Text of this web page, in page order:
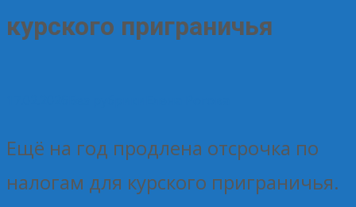
курского приграничья
Ещё на год продлена отсрочка по
налогам для курского приграничья.